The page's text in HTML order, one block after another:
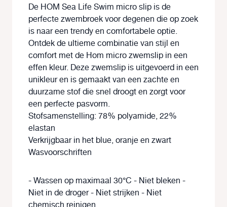
De HOM Sea Life Swim micro slip is de
perfecte zwembroek voor degenen die op zoek
is naar een trendy en comfortabele optie.
Ontdek de ultieme combinatie van stijl en
comfort met de Hom micro zwemslip in een
effen kleur. Deze zwemslip is uitgevoerd in een
unikleur en is gemaakt van een zachte en
duurzame stof die snel droogt en zorgt voor
een perfecte pasvorm.
Stofsamenstelling: 78% polyamide, 22%
elastan
Verkrijgbaar in het blue, oranje en zwart
Wasvoorschriften
- Wassen op maximaal 30°C - Niet bleken -
Niet in de droger - Niet strijken - Niet